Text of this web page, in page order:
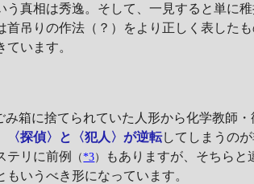
う真相は秀逸。そして、一見すると単に
首吊りの作法（？）をより正しく表した
ています。
箱に捨てられていた人形から化学教師
〈探偵〉と〈犯人〉が逆転してしまうの
テリに前例
（*3） もありますが、そちら
もいうべき形になっています。